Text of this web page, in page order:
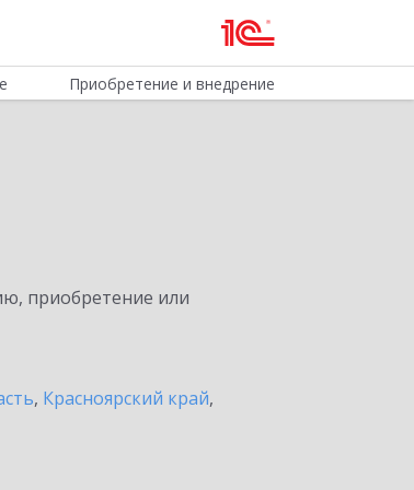
Приобретение и внедрение
приобретение или
, Красноярский край,